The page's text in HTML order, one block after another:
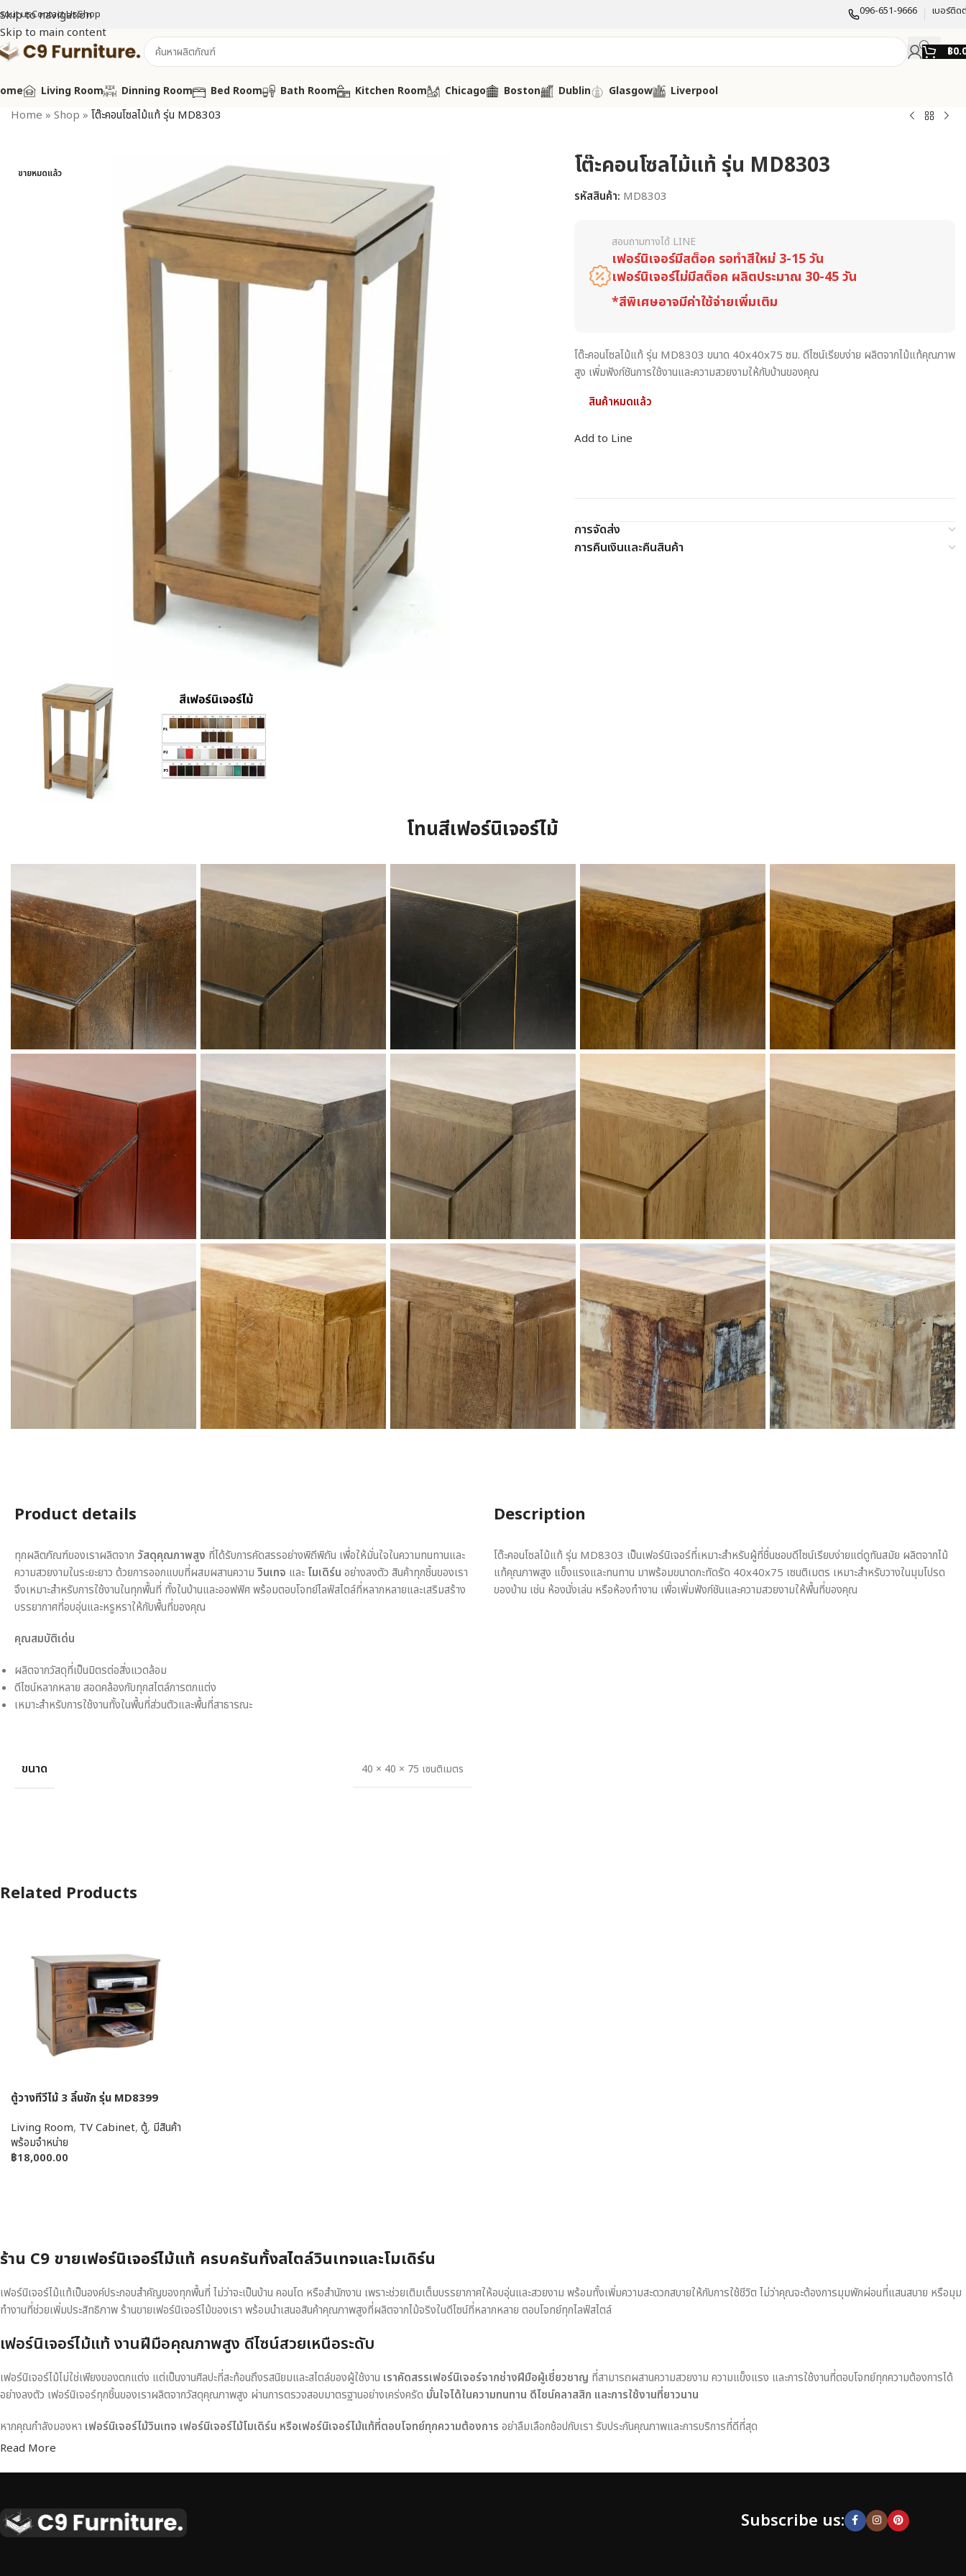
Skip to navigation
Skip to main content
usContact UsShop 096-651-9666 เบอร์ติด
฿
Living Room Dinning Room Bed Room Bath Room Kitchen Room Chicago Boston Dublin Glasgow Liverpool
Home » Shop » โต๊ะคอนโซลไม้แท้ รุ่น MD8303
ขายหมดแล้ว โต๊ะคอนโซลไม้แท้ รุ่น MD8303
รหัสสินค้า: MD8303
สอบถามทางได้ LINE
เฟอร์นิเจอร์มีสต็อค รอทำสีใหม่ 3-15 วัน
เฟอร์นิเจอร์ไม่มีสต็อค ผลิตประมาณ 30-45 วัน
*สีพิเศษอาจมีค่าใช้จ่ายเพิ่มเติม
โต๊ะคอนโซลไม้แท้ รุ่น MD8303 ขนาด 40x40x75 ซม. ดีไซน์เรียบง่าย ผลิตจากไม้แท้คุณภาพ
สูง เพิ่มฟังก์ชันการใช้งานและความสวยงามให้กับบ้านของคุณ
สินค้าหมดแล้ว
Add to Line
การจัดส่ง
การคืนเงินและคืนสินค้า
โทนสีเฟอร์นิเจอร์ไม้
Product details
ทุกผลิตภัณฑ์ของเราผลิตจาก วัสดุคุณภาพสูง ที่ได้รับการคัดสรรอย่างพิถีพิถัน เพื่อให้มั่นใจในความทนทานและ
ความสวยงามในระยะยาว ด้วยการออกแบบที่ผสมผสานความ วินเทจ และ โมเดิร์น อย่างลงตัว สินค้าทุกชิ้นของเรา
จึงเหมาะสำหรับการใช้งานในทุกพื้นที่ ทั้งในบ้านและออฟฟิศ พร้อมตอบโจทย์ไลฟ์สไตล์ที่หลากหลายและเสริมสร้าง
บรรยากาศที่อบอุ่นและหรูหราให้กับพื้นที่ของคุณ
คุณสมบัติเด่น
ผลิตจากวัสดุที่เป็นมิตรต่อสิ่งแวดล้อม
ดีไซน์หลากหลาย สอดคล้องกับทุกสไตล์การตกแต่ง
เหมาะสำหรับการใช้งานทั้งในพื้นที่ส่วนตัวและพื้นที่สาธารณะ
ขนาด 40 × 40 × 75 เซนติเมตร
Description
โต๊ะคอนโซลไม้แท้ รุ่น MD8303 เป็นเฟอร์นิเจอร์ที่เหมาะสำหรับผู้ที่ชื่นชอบดีไซน์เรียบง่ายแต่ดูทันสมัย ผลิตจากไม้
แท้คุณภาพสูง แข็งแรงและทนทาน มาพร้อมขนาดกะทัดรัด 40x40x75 เซนติเมตร เหมาะสำหรับวางในมุมโปรด
ของบ้าน เช่น ห้องนั่งเล่น หรือห้องทำงาน เพื่อเพิ่มฟังก์ชันและความสวยงามให้พื้นที่ของคุณ
Related Products
ตู้วางทีวีไม้ 3 ลิ้นชัก รุ่น MD8399
Living Room, TV Cabinet, ตู้, มีสินค้า
พร้อมจำหน่าย
฿18,000.00
ร้าน C9 ขายเฟอร์นิเจอร์ไม้แท้ ครบครันทั้งสไตล์วินเทจและโมเดิร์น
เฟอร์นิเจอร์ไม้แท้เป็นองค์ประกอบสำคัญของทุกพื้นที่ ไม่ว่าจะเป็นบ้าน คอนโด หรือสำนักงาน เพราะช่วยเติมเต็มบรรยากาศให้อบอุ่นและสวยงาม พร้อมทั้งเพิ่มความสะดวกสบายให้กับการใช้ชีวิต ไม่ว่าคุณจะต้องการมุมพักผ่อนที่แสนสบาย หรือมุม
ทำงานที่ช่วยเพิ่มประสิทธิภาพ ร้านขายเฟอร์นิเจอร์ไม้ของเรา พร้อมนำเสนอสินค้าคุณภาพสูงที่ผลิตจากไม้จริงในดีไซน์ที่หลากหลาย ตอบโจทย์ทุกไลฟ์สไตล์
เฟอร์นิเจอร์ไม้แท้ งานฝีมือคุณภาพสูง ดีไซน์สวยเหนือระดับ
เฟอร์นิเจอร์ไม้ไม่ใช่เพียงของตกแต่ง แต่เป็นงานศิลปะที่สะท้อนถึงรสนิยมและสไตล์ของผู้ใช้งาน เราคัดสรรเฟอร์นิเจอร์จากช่างฝีมือผู้เชี่ยวชาญ ที่สามารถผสานความสวยงาม ความแข็งแรง และการใช้งานที่ตอบโจทย์ทุกความต้องการได้
อย่างลงตัว เฟอร์นิเจอร์ทุกชิ้นของเราผลิตจากวัสดุคุณภาพสูง ผ่านการตรวจสอบมาตรฐานอย่างเคร่งครัด มั่นใจได้ในความทนทาน ดีไซน์คลาสสิก และการใช้งานที่ยาวนาน
หากคุณกำลังมองหา เฟอร์นิเจอร์ไม้วินเทจ เฟอร์นิเจอร์ไม้โมเดิร์น หรือเฟอร์นิเจอร์ไม้แท้ที่ตอบโจทย์ทุกความต้องการ อย่าลืมเลือกช้อปกับเรา รับประกันคุณภาพและการบริการที่ดีที่สุด
Read More
Subscribe us: